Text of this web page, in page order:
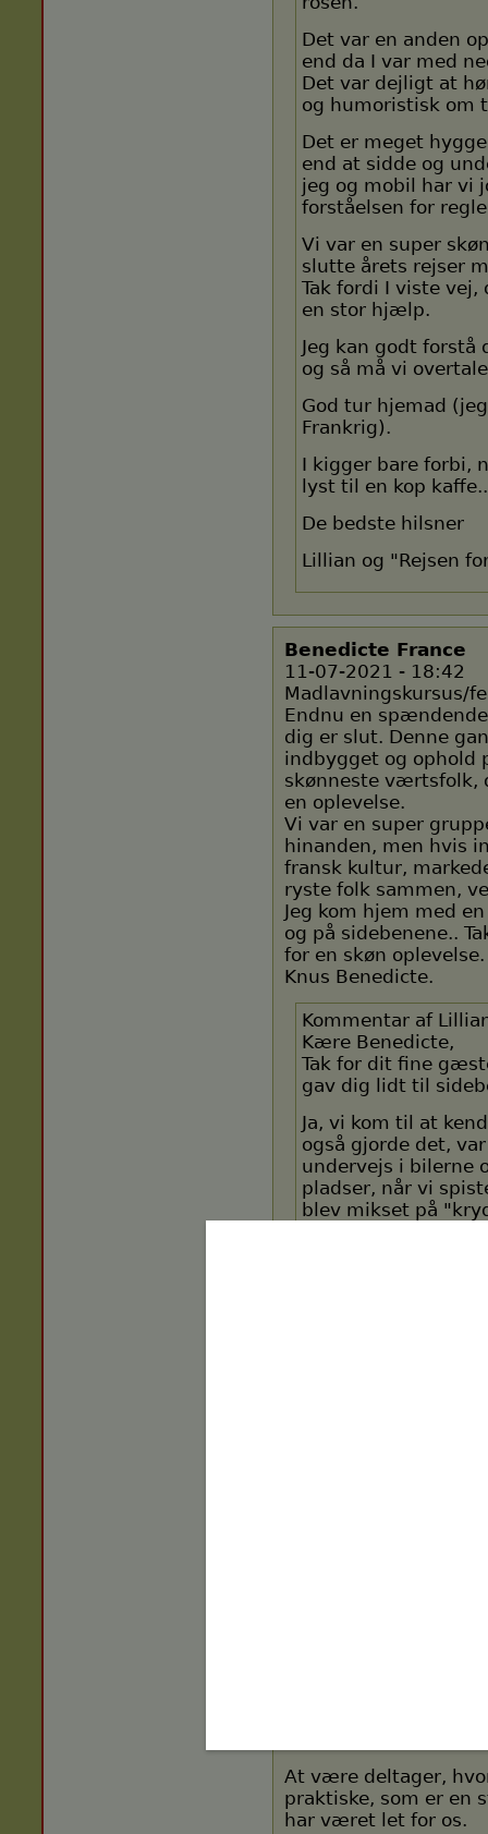
Det var en anden
end da I var med
Det var dejligt at
og humoristisk om
Det er meget
end at sidde og
jeg og mobil har vi
forståelsen for
Vi var en super
slutte årets rejser
Tak fordi I viste
en stor hjælp.
Jeg kan godt
og så må vi
God tur hjemad
Frankrig).
I kigger bare forbi,
lyst til en kop
De bedste hilsner
Lillian og "Rejsen
Benedicte France
11-07-2021 - 18:42
Madlavningskursus/
Endnu en
dig er slut. Denne
indbygget og ophold
skønneste værtsfolk,
en oplevelse.
Vi var en super
hinanden, men hvis
fransk kultur,
ryste folk sammen,
Jeg kom hjem med
og på sidebenene..
for en skøn oplevelse.
Knus Benedicte.
Kommentar af
Kære Benedicte,
Tak for dit fine
gav dig lidt til
Ja, vi kom til at
også gjorde det,
undervejs i bilerne
pladser, når vi
blev mikset på
At være deltager,
praktiske, som er en
har været let for os.